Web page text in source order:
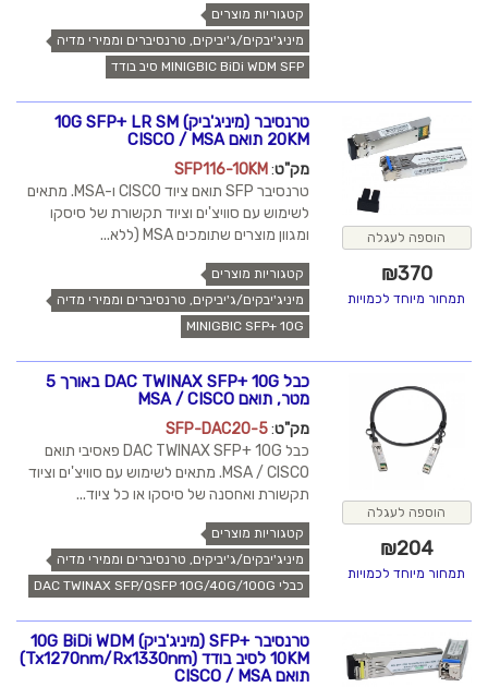
קטגוריות מוצרים
מיניג'יבקים/ג'יביקים, טרנסיברים וממירי מדיה
MINIGBIC BiDi WDM SFP סיב בודד
הוספה לעגלה
₪370
תמחור מיוחד לכמויות
טרנסיבר (מיניג'ביק) 10G SFP+ LR SM
20KM תואם CISCO / MSA
מק"ט:
SFP116-10KM
טרנסיבר SFP תואם ציוד CISCO ו-MSA. מתאים
לשימוש עם סוויצ'ים וציוד תקשורת של סיסקו
ומגוון מוצרים שתומכים MSA (ללא...
קטגוריות מוצרים
מיניג'יבקים/ג'יביקים, טרנסיברים וממירי מדיה
MINIGBIC SFP+ 10G
הוספה לעגלה
₪204
תמחור מיוחד לכמויות
כבל DAC TWINAX SFP+ 10G באורך 5
מטר, תואם MSA / CISCO
מק"ט:
SFP-DAC20-5
כבל DAC TWINAX SFP+ 10G פאסיבי תואם
MSA / CISCO. מתאים לשימוש עם סוויצ'ים וציוד
תקשורת ואחסנה של סיסקו או כל ציוד...
קטגוריות מוצרים
מיניג'יבקים/ג'יביקים, טרנסיברים וממירי מדיה
כבלי DAC TWINAX SFP/QSFP 10G/40G/100G
טרנסיבר +SFP (מיניג'ביק) 10G BiDi WDM
10KM לסיב בודד (Tx1270nm/Rx1330nm)
תואם CISCO / MSA